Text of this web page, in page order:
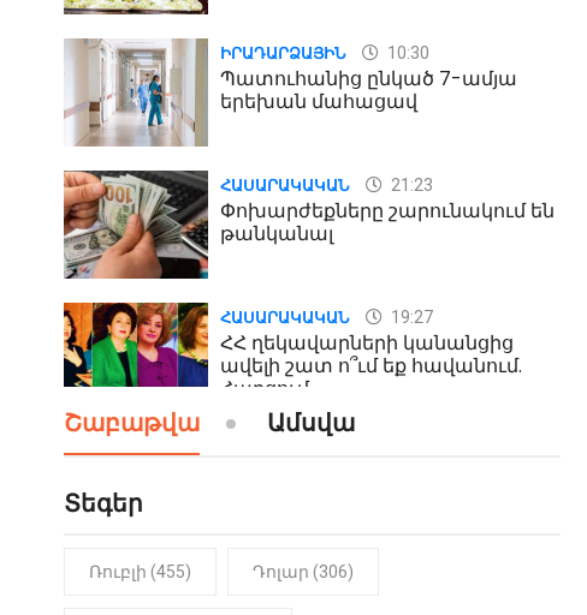
ԻՐԱԴԱՐՁԱՅԻՆ 10:30
Պատուհանից ընկած 7-ամյա
երեխան մահացավ
ՀԱՍԱՐԱԿԱԿԱՆ 21:23
Փոխարժեքները շարունակում են
թանկանալ
ՀԱՍԱՐԱԿԱԿԱՆ 19:27
ՀՀ ղեկավարների կանանցից
ավելի շատ ո՞ւմ եք հավանում.
Հարցում
ԼՈՒՐԵՐ 19:15
Շաբաթվա Ամսվա
Տեգեր
Ռուբլի (455) Դոլար (306)